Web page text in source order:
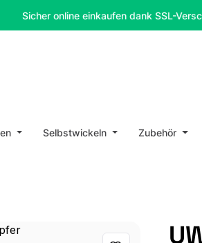
online einkaufen dank SSL-
Selbstwickeln Zubehör